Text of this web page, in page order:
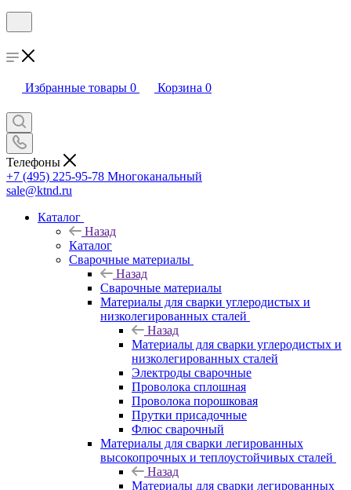
Избранные товары 0 Корзина 0
Телефоны
+7 (495) 225-95-78 Многоканальный
sale@ktnd.ru
Каталог
Назад
Каталог
Сварочные материалы
Назад
Сварочные материалы
Материалы для сварки углеродистых и
низколегированных сталей
Назад
Материалы для сварки углеродистых и
низколегированных сталей
Электроды сварочные
Проволока сплошная
Проволока порошковая
Прутки присадочные
Флюс сварочный
Материалы для сварки легированных
высокопрочных и теплоустойчивых сталей
Назад
Материалы для сварки легированных